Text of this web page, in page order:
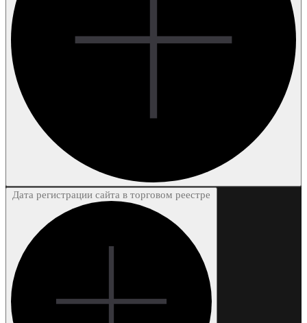
Дата регистрации сайта в торговом реестре